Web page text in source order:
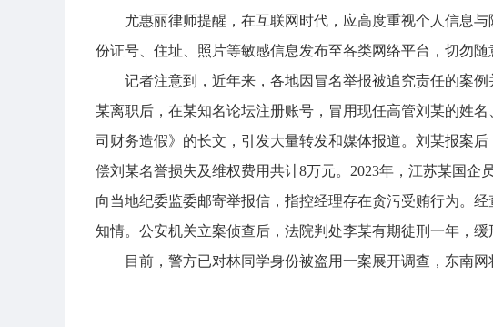
尤惠丽律师提醒，在互联网时代，应高度重视个人信息
份证号、住址、照片等敏感信息发布至各类网络平台，切勿随
记者注意到，近年来，各地因冒名举报被追究责任的案
某离职后，在某知名论坛注册账号，冒用现任高管刘某的姓
司财务造假》的长文，引发大量转发和媒体报道。刘某报案
偿刘某名誉损失及维权费用共计8万元。2023年，江苏某国企
向当地纪委监委邮寄举报信，指控经理存在贪污受贿行为。
知情。公安机关立案侦查后，法院判处李某有期徒刑一年，缓
目前，警方已对林同学身份被盗用一案展开调查，东南网